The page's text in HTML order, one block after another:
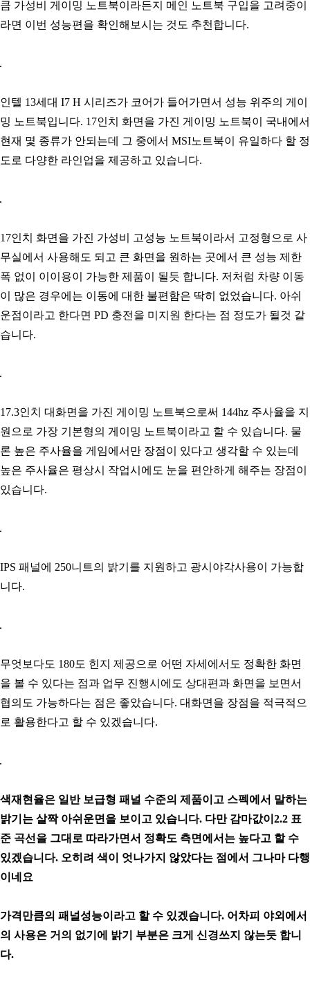
큼 가성비 게이밍 노트북이라든지 메인 노트북 구입을 고려중이
라면 이번 성능편을 확인해보시는 것도 추천합니다.
인텔 13세대 I7 H 시리즈가 코어가 들어가면서 성능 위주의 게이
밍 노트북입니다. 17인치 화면을 가진 게이밍 노트북이 국내에서
현재 몇 종류가 안되는데 그 중에서 MSI노트북이 유일하다 할 정
도로 다양한 라인업을 제공하고 있습니다.
17인치 화면을 가진 가성비 고성능 노트북이라서 고정형으로 사
무실에서 사용해도 되고 큰 화면을 원하는 곳에서 큰 성능 제한
폭 없이 이이용이 가능한 제품이 될듯 합니다. 저처럼 차량 이동
이 많은 경우에는 이동에 대한 불편함은 딱히 없었습니다. 아쉬
운점이라고 한다면 PD 충전을 미지원 한다는 점 정도가 될것 같
습니다.
17.3인치 대화면을 가진 게이밍 노트북으로써 144hz 주사율을 지
원으로 가장 기본형의 게이밍 노트북이라고 할 수 있습니다. 물
론 높은 주사율을 게임에서만 장점이 있다고 생각할 수 있는데
높은 주사율은 평상시 작업시에도 눈을 편안하게 해주는 장점이
있습니다.
IPS 패널에 250니트의 밝기를 지원하고 광시야각사용이 가능합
니다.
무엇보다도 180도 힌지 제공으로 어떤 자세에서도 정확한 화면
을 볼 수 있다는 점과 업무 진행시에도 상대편과 화면을 보면서
협의도 가능하다는 점은 좋았습니다. 대화면을 장점을 적극적으
로 활용한다고 할 수 있겠습니다.
색재현율은 일반 보급형 패널 수준의 제품이고 스펙에서 말하는
밝기는 살짝 아쉬운면을 보이고 있습니다. 다만 감마값이2.2 표
준 곡선을 그대로 따라가면서 정확도 측면에서는 높다고 할 수
있겠습니다. 오히려 색이 엇나가지 않았다는 점에서 그나마 다행
이네요
가격만큼의 패널성능이라고 할 수 있겠습니다. 어차피 야외에서
의 사용은 거의 없기에 밝기 부분은 크게 신경쓰지 않는듯 합니
다.